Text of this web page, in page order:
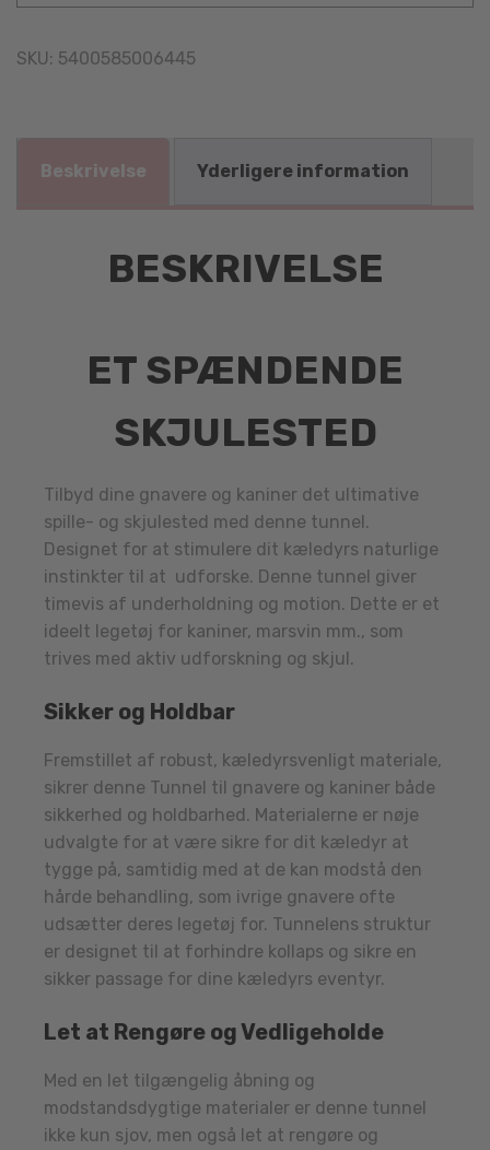
SKU: 5400585006445
Beskrivelse Yderligere information
BESKRIVELSE
ET SPÆNDENDE
SKJULESTED
Tilbyd dine gnavere og kaniner det ultimative
spille- og skjulested med denne tunnel.
Designet for at stimulere dit kæledyrs naturlige
instinkter til at udforske. Denne tunnel giver
timevis af underholdning og motion. Dette er et
ideelt legetøj for kaniner, marsvin mm., som
trives med aktiv udforskning og skjul.
Sikker og Holdbar
Fremstillet af robust, kæledyrsvenligt materiale,
sikrer denne Tunnel til gnavere og kaniner både
sikkerhed og holdbarhed. Materialerne er nøje
udvalgte for at være sikre for dit kæledyr at
tygge på, samtidig med at de kan modstå den
hårde behandling, som ivrige gnavere ofte
udsætter deres legetøj for. Tunnelens struktur
er designet til at forhindre kollaps og sikre en
sikker passage for dine kæledyrs eventyr.
Let at Rengøre og Vedligeholde
Med en let tilgængelig åbning og
modstandsdygtige materialer er denne tunnel
ikke kun sjov, men også let at rengøre og